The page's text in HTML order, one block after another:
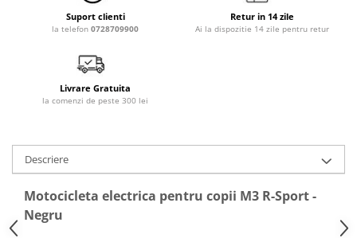
Suport clienti
la telefon 0728709900
Retur in 14 zile
Ai la dispozitie 14 zile pentru retur
Livrare Gratuita
la comenzi de peste 300 lei
Descriere
Motocicleta electrica pentru copii M3 R-Sport -
Negru